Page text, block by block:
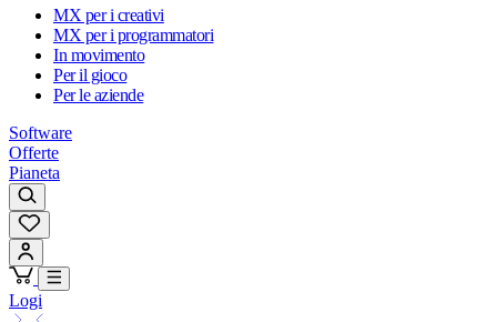
MX per i creativi
MX per i programmatori
In movimento
Per il gioco
Per le aziende
Software
Offerte
Pianeta
Logi